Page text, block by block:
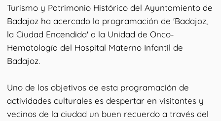
Turismo y Patrimonio Histórico del Ayuntamiento de
Badajoz ha acercado la programación de 'Badajoz,
la Ciudad Encendida' a la Unidad de Onco-
Hematología del Hospital Materno Infantil de
Badajoz.
Uno de los objetivos de esta programación de
actividades culturales es despertar en visitantes y
vecinos de la ciudad un buen recuerdo a través del